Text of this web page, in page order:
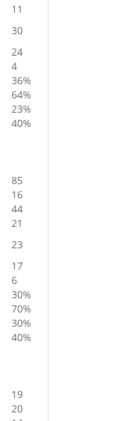
11
30
24
4
36%
64%
23%
40%
85
16
44
21
23
17
6
30%
70%
30%
40%
19
20